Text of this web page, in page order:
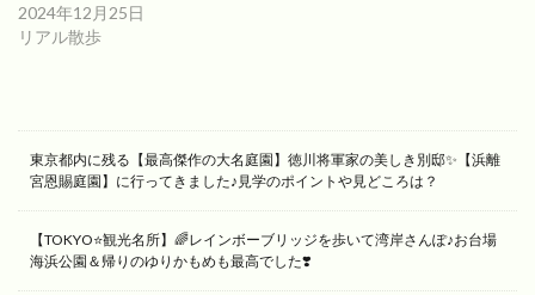
2024年12月25日
リアル散歩
東京都内に残る【最高傑作の大名庭園】徳川将軍家の美しき別邸✨【浜離
宮恩賜庭園】に行ってきました♪見学のポイントや見どころは？
【TOKYO⭐️観光名所】🌈レインボーブリッジを歩いて湾岸さんぽ♪お台場
海浜公園＆帰りのゆりかもめも最高でした❣️